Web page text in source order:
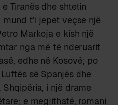
Tiranës dhe shtetin
t’i jepet veçse një
Markoja e kish një
nga më të nderuarit
edhe në Kosovë; po
së Spanjës dhe
i një drame
e megjithatë, romani